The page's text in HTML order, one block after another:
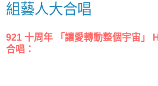
組藝人大合唱
921 十周年 「讓愛轉動整個宇宙」
合唱：